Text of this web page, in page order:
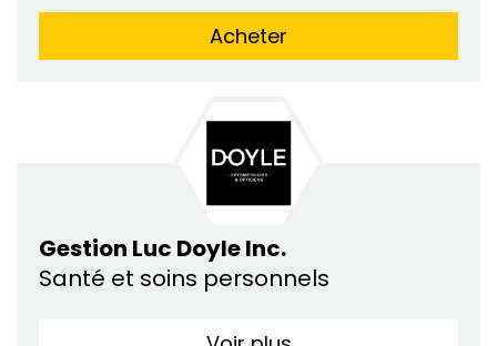
Acheter
Gestion Luc Doyle Inc.
Santé et soins personnels